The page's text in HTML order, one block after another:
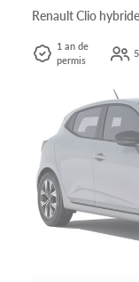
Renault Clio
1 an de
permis
5